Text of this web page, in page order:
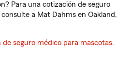
Para una cotización de seguro
a Mat Dahms en Oakland,
de seguro médico para mascotas.